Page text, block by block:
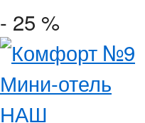
- 25 %